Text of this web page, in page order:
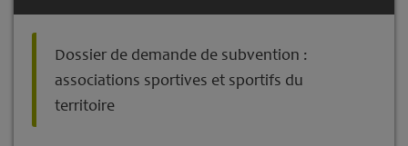
Dossier de demande de subvention :
associations sportives et sportifs du
territoire